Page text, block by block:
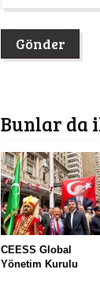
Bunlar da
CEESS Global
Yönetim Kurulu